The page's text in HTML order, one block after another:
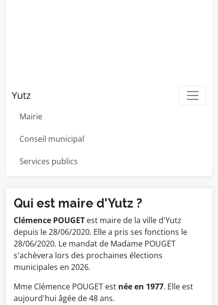
Yutz
Mairie
Conseil municipal
Services publics
Qui est maire d'Yutz ?
Clémence POUGET est maire de la ville d'Yutz
depuis le 28/06/2020. Elle a pris ses fonctions le
28/06/2020. Le mandat de Madame POUGET
s'achèvera lors des prochaines élections
municipales en 2026.
Mme Clémence POUGET est née en 1977. Elle est
aujourd'hui âgée de 48 ans.